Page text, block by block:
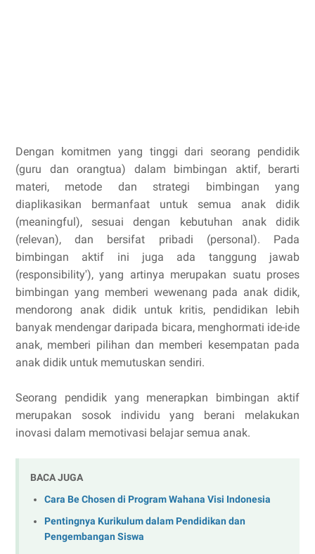
Dengan komitmen yang tinggi dari seorang pendidik
(guru dan orangtua) dalam bimbingan aktif, berarti
materi, metode dan strategi bimbingan yang
diaplikasikan bermanfaat untuk semua anak didik
(meaningful), sesuai dengan kebutuhan anak didik
(relevan), dan bersifat pribadi (personal). Pada
bimbingan aktif ini juga ada tanggung jawab
(responsibility'), yang artinya merupakan suatu proses
bimbingan yang memberi wewenang pada anak didik,
mendorong anak didik untuk kritis, pendidikan lebih
banyak mendengar daripada bicara, menghormati ide-ide
anak, memberi pilihan dan memberi kesempatan pada
anak didik untuk memutuskan sendiri.
Seorang pendidik yang menerapkan bimbingan aktif
merupakan sosok individu yang berani melakukan
inovasi dalam memotivasi belajar semua anak.
BACA JUGA
Cara Be Chosen di Program Wahana Visi Indonesia
Pentingnya Kurikulum dalam Pendidikan dan
Pengembangan Siswa